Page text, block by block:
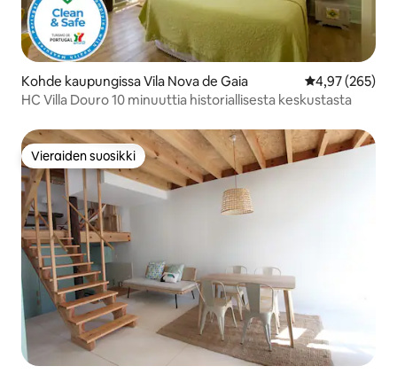
Kohde kaupungissa Vila Nova de Gaia
4,97 (265)
HC Villa Douro 10 minuuttia historiallisesta keskustasta
Vieraiden suosikki
Vieraiden suosikki